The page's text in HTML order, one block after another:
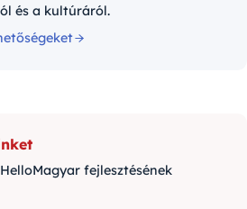
és a kultúráról.
fejlesztésének